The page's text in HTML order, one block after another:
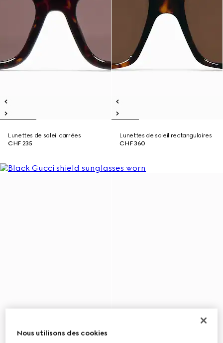
Lunettes de soleil carrées
CHF 235
Lunettes de soleil rectangulaires
CHF 360
Nous utilisons des cookies